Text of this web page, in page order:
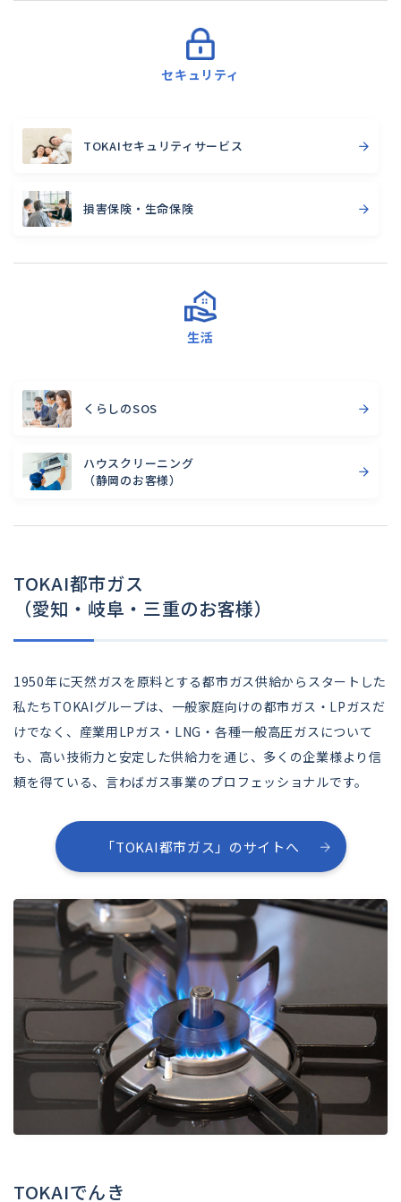
セキュリティ
TOKAIセキュリティサービス
損害保険・生命保険
生活
くらしのSOS
ハウスクリーニング
（静岡のお客様）
TOKAI都市ガス
（愛知・岐阜・三重のお客様）
1950年に天然ガスを原料とする都市ガス供給からスタートした
私たちTOKAIグループは、一般家庭向けの都市ガス・LPガスだ
けでなく、産業用LPガス・LNG・各種一般高圧ガスについて
も、高い技術力と安定した供給力を通じ、多くの企業様より信
頼を得ている、言わばガス事業のプロフェッショナルです。
「TOKAI都市ガス」のサイトへ
TOKAIでんき